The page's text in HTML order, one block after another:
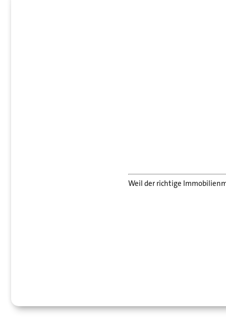
Weil der richtige